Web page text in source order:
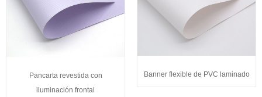
Pancarta revestida con
iluminación frontal
Banner flexible de PVC laminado